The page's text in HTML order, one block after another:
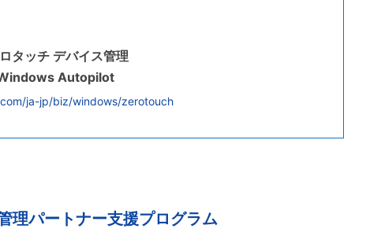
タッチ デバイス管理
Autopilot
ja-jp/biz/windows/zerotouch
理パートナー支援プログラム